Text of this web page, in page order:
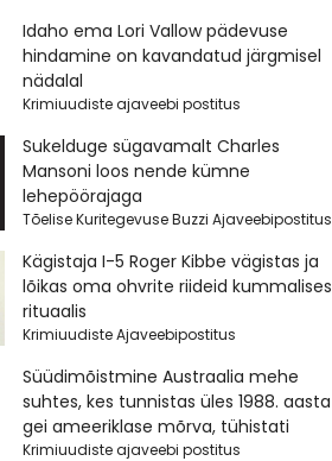
Idaho ema Lori Vallow pädevuse
hindamine on kavandatud järgmisel
nädalal
Krimiuudiste ajaveebi postitus
Sukelduge sügavamalt Charles
Mansoni loos nende kümne
lehepöörajaga
Tõelise Kuritegevuse Buzzi Ajaveebipostitus
Kägistaja I-5 Roger Kibbe vägistas ja
lõikas oma ohvrite riideid kummalises
rituaalis
Krimiuudiste Ajaveebipostitus
Süüdimõistmine Austraalia mehe
suhtes, kes tunnistas üles 1988. aasta
gei ameeriklase mõrva, tühistati
Krimiuudiste ajaveebi postitus